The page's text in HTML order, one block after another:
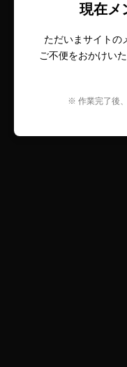
現在メ
ただいまサイトの
ご不便をおかけい
※ 作業完了後